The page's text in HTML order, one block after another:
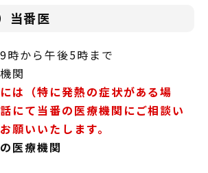
当番医
時から午後5時まで
関
は（特に発熱の症状がある場
にて当番の医療機関にご相談い
願いいたします。
医療機関